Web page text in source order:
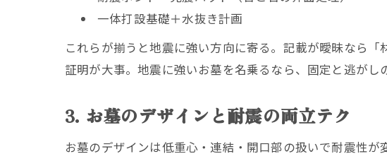
一体打設基礎＋水抜き計画
これらが揃うと地震に強い方向に寄る。記載が曖昧なら
証明が大事。地震に強いお墓を名乗るなら、固定と逃がし
3. お墓のデザインと耐震の両立テク
お墓のデザインは低重心・連結・開口部の扱いで耐震性が